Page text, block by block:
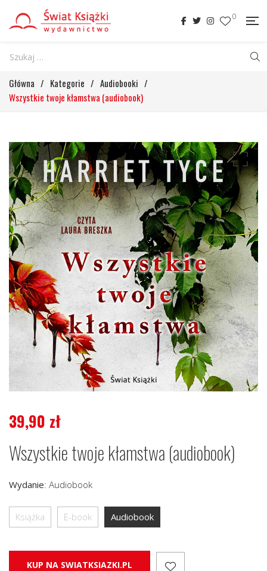
0
Główna / Kategorie / Audiobooki /
Wszystkie twoje kłamstwa (audiobook)
39,90 zł
Wszystkie twoje kłamstwa (audiobook)
Wydanie: Audiobook
Książka E-book Audiobook
KUP NA SWIATKSIAZKI.PL